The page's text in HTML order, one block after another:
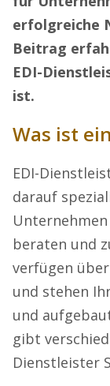
erfolgreiche
Beitrag
EDI-
ist.
Was ist
EDI-
darauf
beraten und
verfügen
und stehen
und
gibt
Dienstleister